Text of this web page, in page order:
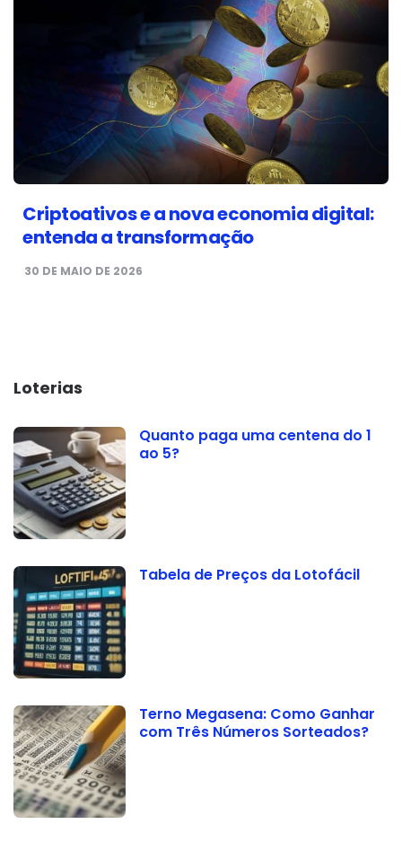
Criptoativos e a nova economia digital:
entenda a transformação
30 DE MAIO DE 2026
Loterias
Quanto paga uma centena do 1
ao 5?
Tabela de Preços da Lotofácil
Terno Megasena: Como Ganhar
com Três Números Sorteados?